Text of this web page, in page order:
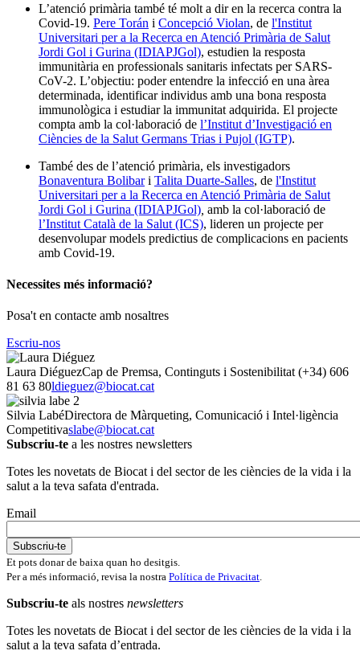
L’atenció primària també té molt a dir en la recerca contra la
Covid-19. Pere Torán i Concepció Violan, de l'Institut
Universitari per a la Recerca en Atenció Primària de Salut
Jordi Gol i Gurina (IDIAPJGol), estudien la resposta
immunitària en professionals sanitaris infectats per SARS-
CoV-2. L’objectiu: poder entendre la infecció en una àrea
determinada, identificar individus amb una bona resposta
immunològica i estudiar la immunitat adquirida. El projecte
compta amb la col·laboració de l’Institut d’Investigació en
Ciències de la Salut Germans Trias i Pujol (IGTP).
També des de l’atenció primària, els investigadors
Bonaventura Bolibari Talita Duarte-Salles, de l'Institut
Universitari per a la Recerca en Atenció Primària de Salut
Jordi Gol i Gurina (IDIAPJGol) amb la col·laboració de
l’Institut Català de la Salut (ICS), lideren un projecte per
desenvolupar models predictius de complicacions en pacients
amb Covid-19.
Necessites més informació?
Posa't en contacte amb nosaltres
Escriu-nos
Laura DiéguezCap de Premsa, Continguts i Sostenibilitat(+34) 606
81 63 80ldieguez@biocat.cat
Silvia LabéDirectora de Màrqueting, Comunicació i Intel·ligència
Competitivaslabe@biocat.cat
Subscriu-te a les nostres newsletters
Totes les novetats de Biocat i del sector de les ciències de la vida i la
salut a la teva safata d'entrada.
Email
Et pots donar de baixa quan ho desitgis.
Per a més informació, revisa la nostra Política de Privacitat.
Subscriu-te als nostres newsletters
Totes les novetats de Biocat i del sector de les ciències de la vida i la
salut a la teva safata d’entrada.